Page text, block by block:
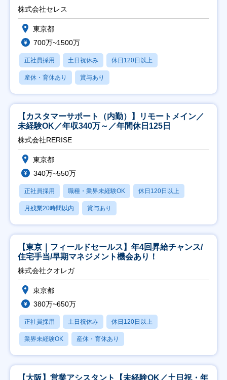
株式会社セレス
東京都
700万~1500万
正社員採用 土日祝休み 休日120日以上
産休・育休あり 賞与あり
【カスタマーサポート（内勤）】リモートメイン／
未経験OK／年収340万～／年間休日125日
株式会社RERISE
東京都
340万~550万
正社員採用 職種・業界未経験OK 休日120日以上
月残業20時間以内 賞与あり
【東京｜フィールドセールス】年4回昇給チャンス/
住宅手当/早期マネジメント機会あり！
株式会社クオレガ
東京都
380万~650万
正社員採用 土日祝休み 休日120日以上
業界未経験OK 産休・育休あり
【大阪】営業アシスタント【未経験OK／土日祝・年